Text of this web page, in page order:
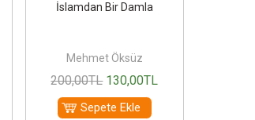
İslamdan Bir Damla
Mehmet Öksüz
200,00TL 130,00TL
Sepete Ekle